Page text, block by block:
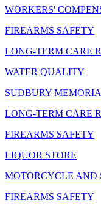
WORKERS'
FIREARMS SAFETY
LONG-TERM CARE
WATER QUALITY
SUDBURY
LONG-TERM CARE
FIREARMS SAFETY
LIQUOR STORE
MOTORCYCLE AND
FIREARMS SAFETY